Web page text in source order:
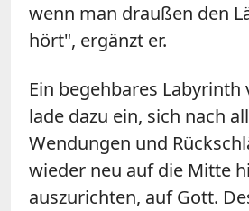
wenn man draußen den
hört", ergänzt er.
Ein begehbares Labyrinth
lade dazu ein, sich nach
Wendungen und
wieder neu auf die Mitte
auszurichten, auf Gott.